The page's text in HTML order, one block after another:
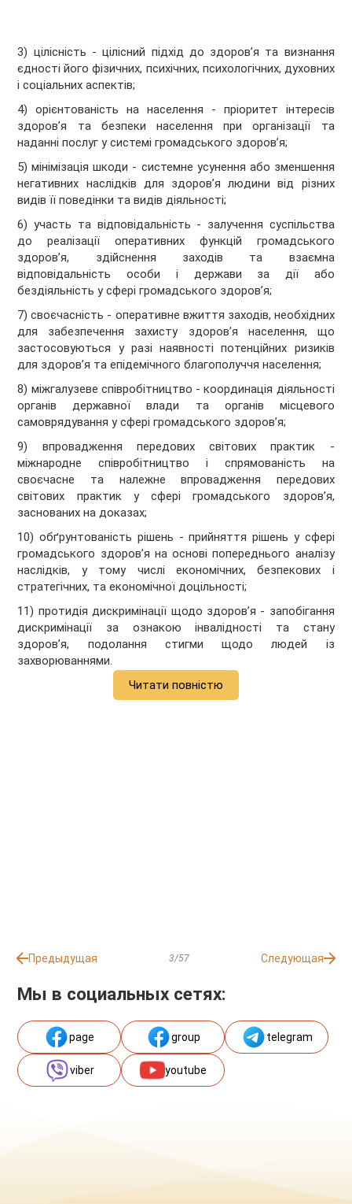
3) цілісність - цілісний підхід до здоров’я та визнання
єдності його фізичних, психічних, психологічних, духовних
і соціальних аспектів;
4) орієнтованість на населення - пріоритет інтересів
здоров’я та безпеки населення при організації та
наданні послуг у системі громадського здоров’я;
5) мінімізація шкоди - системне усунення або зменшення
негативних наслідків для здоров’я людини від різних
видів її поведінки та видів діяльності;
6) участь та відповідальність - залучення суспільства
до реалізації оперативних функцій громадського
здоров’я, здійснення заходів та взаємна
відповідальність особи і держави за дії або
бездіяльність у сфері громадського здоров’я;
7) своєчасність - оперативне вжиття заходів, необхідних
для забезпечення захисту здоров’я населення, що
застосовуються у разі наявності потенційних ризиків
для здоров’я та епідемічного благополуччя населення;
8) міжгалузеве співробітництво - координація діяльності
органів державної влади та органів місцевого
самоврядування у сфері громадського здоров’я;
9) впровадження передових світових практик -
міжнародне співробітництво і спрямованість на
своєчасне та належне впровадження передових
світових практик у сфері громадського здоров’я,
заснованих на доказах;
10) обґрунтованість рішень - прийняття рішень у сфері
громадського здоров’я на основі попереднього аналізу
наслідків, у тому числі економічних, безпекових і
стратегічних, та економічної доцільності;
11) протидія дискримінації щодо здоров’я - запобігання
дискримінації за ознакою інвалідності та стану
здоров’я, подолання стигми щодо людей із
захворюваннями.
Читати повністю
Предыдущая 3/57 Следующая
Мы в социальных сетях:
page group telegram
viber youtube